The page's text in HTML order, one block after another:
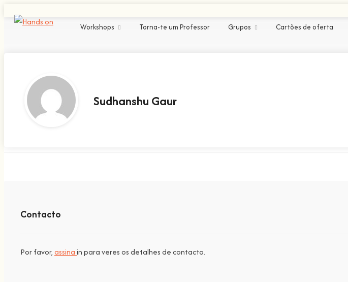
Workshops Torna-te um Professor Grupos Cartões de oferta
Sudhanshu Gaur
Contacto
Por favor,assinain para veres os detalhes de contacto.